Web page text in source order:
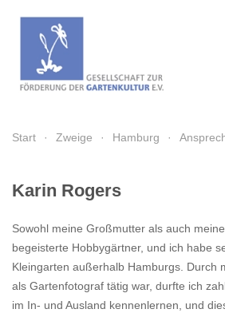
Zum Hauptinhalt springen
Start Zweige Hamburg
Karin Rogers
Sowohl meine Großmutter als auch
begeisterte Hobbygärtner, und ich habe
Kleingarten außerhalb Hamburgs. Durch
als Gartenfotograf tätig war, durfte ich
im In- und Ausland kennenlernen, und